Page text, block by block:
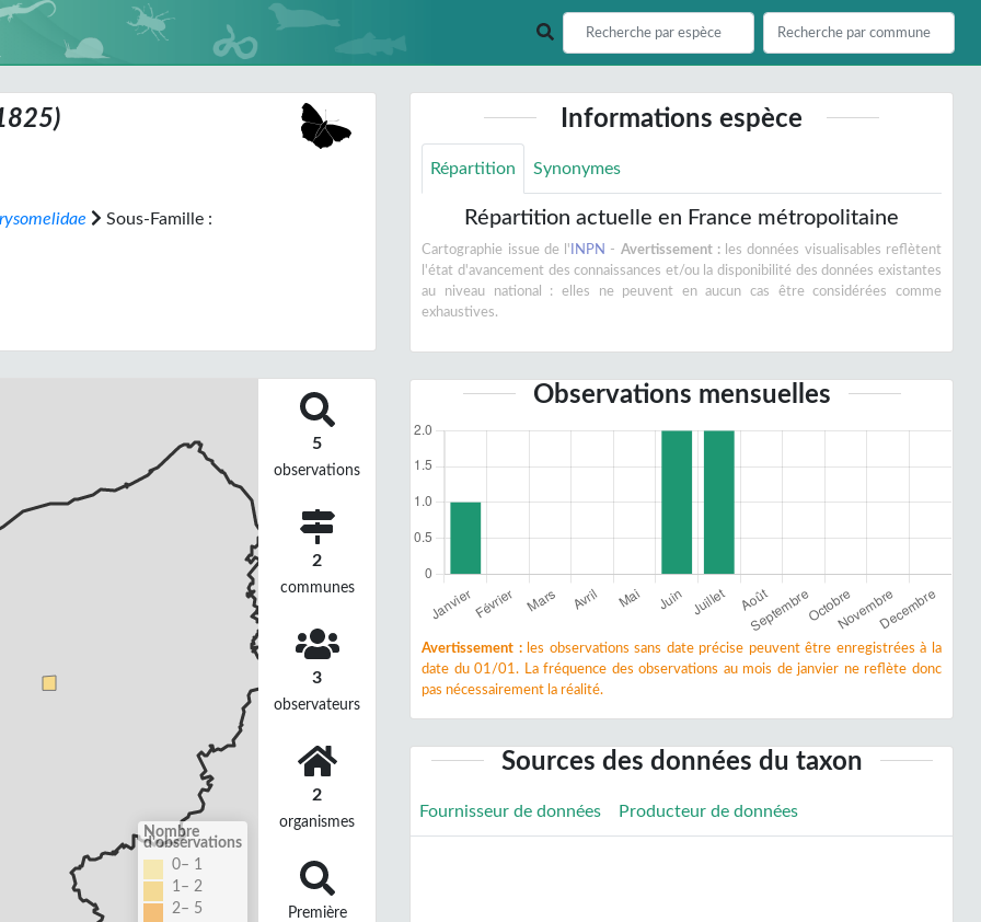
Sous-Famille :
Nombre
d'observations
0– 1
1– 2
2– 5
5
observations
2
communes
3
observateurs
2
organismes
Première
Informations espèce
Répartition Synonymes
Répartition actuelle en France métropolitaine
Cartographie issue de l' INPN - Avertissement :les données visualisables reflètent
l'état d'avancement des connaissances et/ou la disponibilité des données existantes
au niveau national : elles ne peuvent en aucun cas être considérées comme
exhaustives.
Observations mensuelles
Avertissement :les observations sans date précise peuvent être enregistrées à la
date du 01/01. La fréquence des observations au mois de janvier ne reflète donc
pas nécessairement la réalité.
Sources des données du taxon
Fournisseur de données Producteur de données